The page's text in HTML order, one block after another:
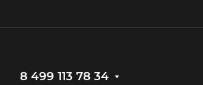
8 499 113 78 34